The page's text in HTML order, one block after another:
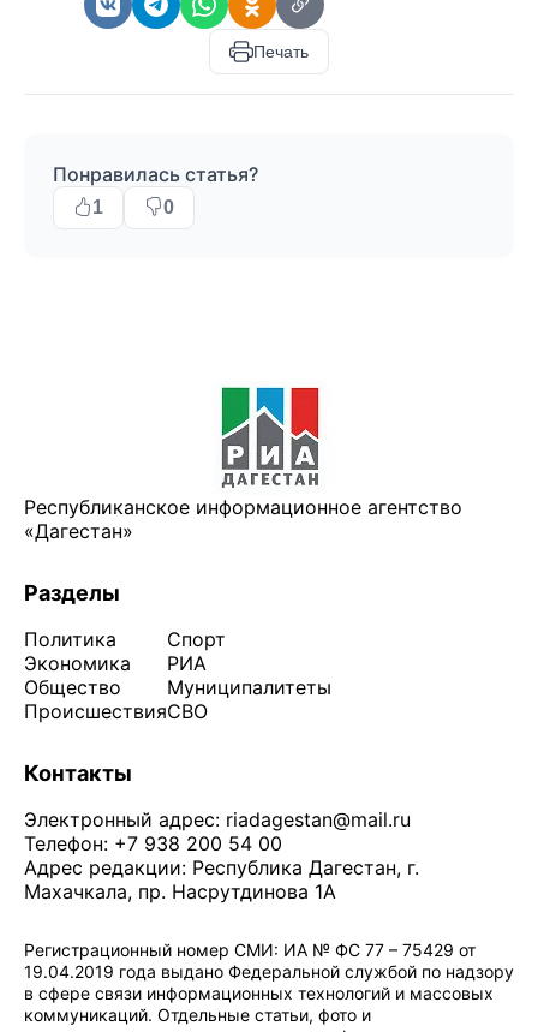
Печать
Понравилась статья?
1 0
Республиканское информационное агентство
«Дагестан»
Разделы
Политика
Экономика
Общество
Происшествия
Спорт
РИА
Муниципалитеты
СВО
Контакты
Электронный адрес: riadagestan@mail.ru
Телефон: +7 938 200 54 00
Адрес редакции: Республика Дагестан, г.
Махачкала, пр. Насрутдинова 1А
Регистрационный номер СМИ: ИА № ФС 77 – 75429 от
19.04.2019 года выдано Федеральной службой по надзору
в сфере связи информационных технологий и массовых
коммуникаций. Отдельные статьи, фото и